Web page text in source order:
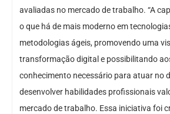
avaliadas no mercado de trabalho. “A
o que há de mais moderno em
metodologias ágeis, promovendo uma
transformação digital e possibilitando
conhecimento necessário para atuar no
desenvolver habilidades profissionais
mercado de trabalho. Essa iniciativa foi